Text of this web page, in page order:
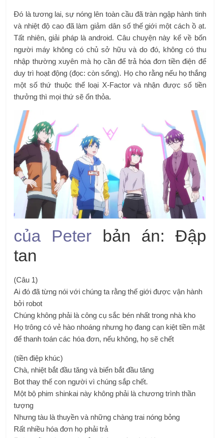
Đó là tương lai, sự nóng lên toàn cầu đã tràn ngập hành tinh
và nhiệt độ cao đã làm giảm dân số thế giới một cách ồ ạt.
Tất nhiên, giải pháp là android. Câu chuyện này kể về bốn
người máy không có chủ sở hữu và do đó, không có thu
nhập thường xuyên mà họ cần để trả hóa đơn tiền điện để
duy trì hoạt động (đọc: còn sống). Họ cho rằng nếu họ thắng
một số thứ thuộc thể loại X-Factor và nhận được số tiền
thưởng thì mọi thứ sẽ ổn thỏa.
của Peter bản án: Đập
tan
(Câu 1)
Ai đó đã từng nói với chúng ta rằng thế giới được vận hành
bởi robot
Chúng không phải là công cụ sắc bén nhất trong nhà kho
Họ trông có vẻ hào nhoáng nhưng họ đang cạn kiệt tiền mặt
để thanh toán các hóa đơn, nếu không, họ sẽ chết
(tiền điệp khúc)
Chà, nhiệt bắt đầu tăng và biển bắt đầu tăng
Bot thay thế con người vì chúng sắp chết.
Một bộ phim shinkai này không phải là chương trình thần
tượng
Nhưng tàu là thuyền và những chàng trai nóng bỏng
Rất nhiều hóa đơn họ phải trả